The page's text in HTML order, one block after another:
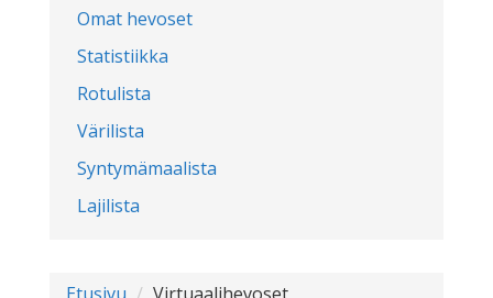
Omat hevoset
Statistiikka
Rotulista
Värilista
Syntymämaalista
Lajilista